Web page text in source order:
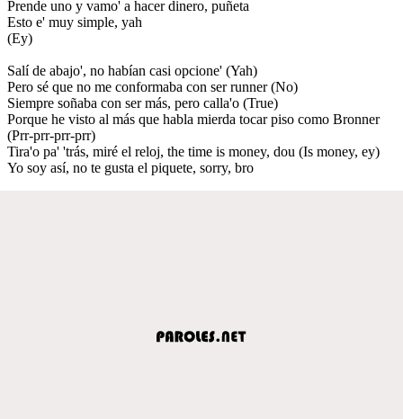
Prende uno y vamo' a hacer dinero, puñeta
Esto e' muy simple, yah
(Ey)
Salí de abajo', no habían casi opcione' (Yah)
Pero sé que no me conformaba con ser runner (No)
Siempre soñaba con ser más, pero calla'o (True)
Porque he visto al más que habla mierda tocar piso como Bronner
(Prr-prr-prr-prr)
Tira'o pa' 'trás, miré el reloj, the time is money, dou (Is money, ey)
Yo soy así, no te gusta el piquete, sorry, bro